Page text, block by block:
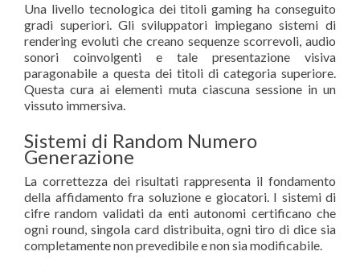
Una livello tecnologica dei titoli gaming ha conseguito
gradi superiori. Gli sviluppatori impiegano sistemi di
rendering evoluti che creano sequenze scorrevoli, audio
sonori coinvolgenti e tale presentazione visiva
paragonabile a questa dei titoli di categoria superiore.
Questa cura ai elementi muta ciascuna sessione in un
vissuto immersiva.
Sistemi di Random Numero
Generazione
La correttezza dei risultati rappresenta il fondamento
della affidamento fra soluzione e giocatori. I sistemi di
cifre random validati da enti autonomi certificano che
ogni round, singola card distribuita, ogni tiro di dice sia
completamente non prevedibile e non sia modificabile.